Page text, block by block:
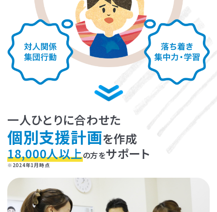
LITALICO研究所
一人ひとりに合わせた
個別支援計画を作成
18,000人以上の方をサポート
※2024年1月時点